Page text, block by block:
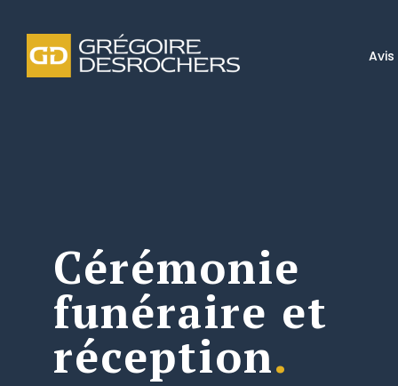
Cérémonie
funéraire et
réception.